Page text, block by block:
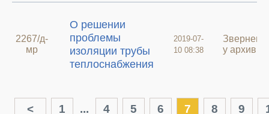
2267/д-
мр
О решении
проблемы
изоляции трубы
теплоснабжения
2019-07-
10 08:38
у архиві
< 1 ... 4 5 6 7 8 9